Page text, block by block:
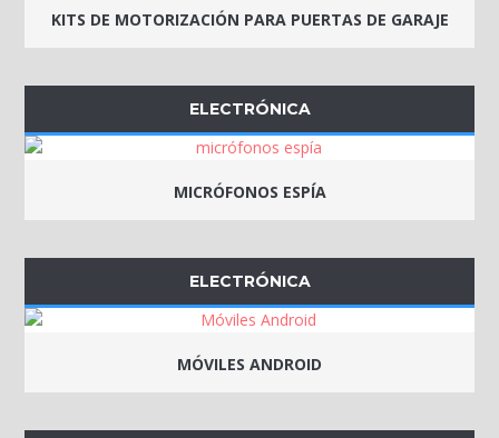
KITS DE MOTORIZACIÓN PARA PUERTAS DE GARAJE
ELECTRÓNICA
MICRÓFONOS ESPÍA
ELECTRÓNICA
MÓVILES ANDROID